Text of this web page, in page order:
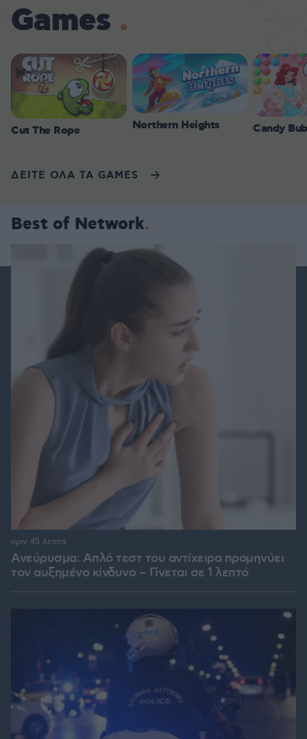
Games
Cut The Rope Northern Heights Candy
ΔΕΙΤΕ ΟΛΑ ΤΑ GAMES
Best of Network
Ανεύρυσμα: Απλό τεστ του αντίχειρα προμηνύει
τον αυξημένο κίνδυνο – Γίνεται σε 1 λεπτό
πριν 45 λεπτά